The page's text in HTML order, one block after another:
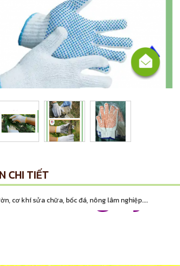
CHI TIẾT
cơ khí sửa chữa, bốc đá, nông lâm nghiệp....